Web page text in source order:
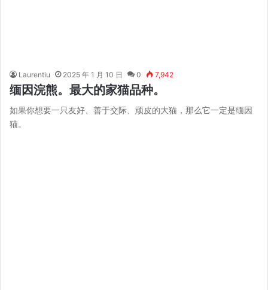
Laurentiu 2025 年 1 月 10 日 0 7,942
缅因浣熊。最大的家猫品种。
如果你想要一只友好、善于交际、顽皮的大猫，那么它一定是缅因
猫。